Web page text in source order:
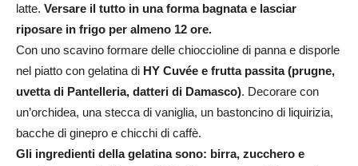
latte. Versare il tutto in una forma bagnata e lasciar
riposare in frigo per almeno 12 ore.
Con uno scavino formare delle chioccioline di panna e disporle
nel piatto con gelatina di HY Cuvée e frutta passita (prugne,
uvetta di Pantelleria, datteri di Damasco). Decorare con
un’orchidea, una stecca di vaniglia, un bastoncino di liquirizia,
bacche di ginepro e chicchi di caffè.
Gli ingredienti della gelatina sono: birra, zucchero e